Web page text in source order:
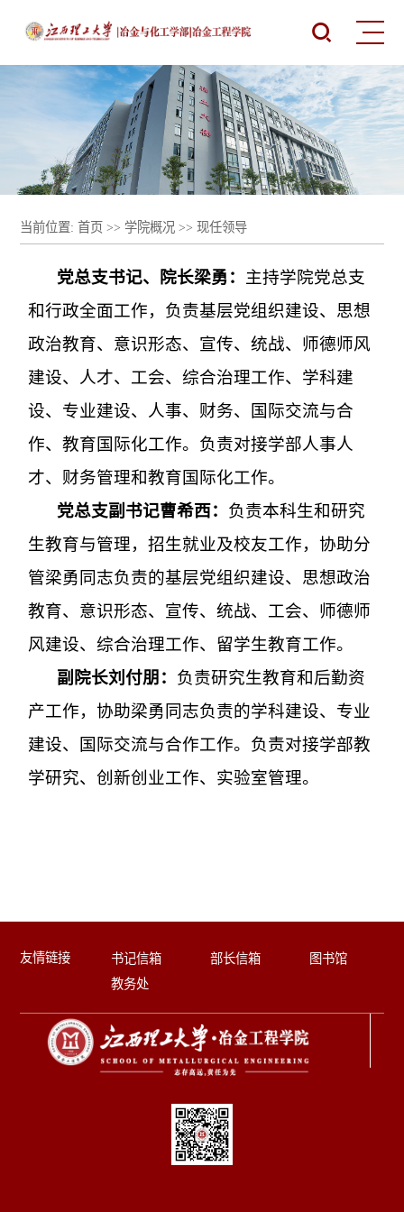
当前位置:首页 >> 学院概况 >> 现任领导
党总支书记、院长梁勇： 主持学院党总支
和行政全面工作，负责基层党组织建设、思想
政治教育、意识形态、宣传、统战、师德师风
建设、人才、工会、综合治理工作、学科建
设、专业建设、人事、财务、国际交流与合
作、教育国际化工作。负责对接学部人事人
才、财务管理和教育国际化工作。
党总支副书记曹希西： 负责本科生和研究
生教育与管理，招生就业及校友工作，协助分
管梁勇同志负责的基层党组织建设、思想政治
教育、意识形态、宣传、统战、工会、师德师
风建设、综合治理工作、留学生教育工作。
副院长刘付朋： 负责研究生教育和后勤资
产工作，协助梁勇同志负责的学科建设、专业
建设、国际交流与合作工作。负责对接学部教
学研究、创新创业工作、实验室管理。
友情链接 书记信箱 部长信箱
图书馆
教务处